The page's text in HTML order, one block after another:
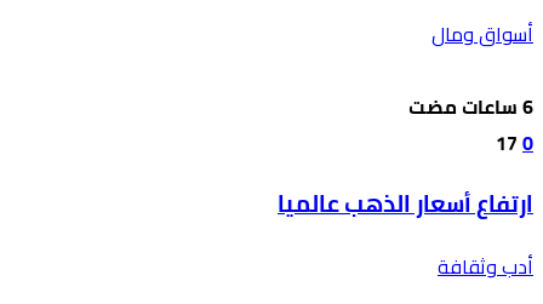
أسواق ومال
0
17
ارتفاع أسعار الذهب عالميا
أدب وثقافة